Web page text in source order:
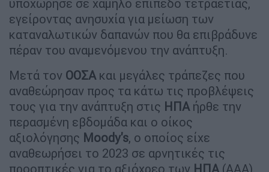
υποχώρησε σε χαμηλό επίπεδο τετραετίας,
εγείροντας ανησυχία για μείωση των
καταναλωτικών δαπανών που θα επιβράδυνε
πέραν του αναμενόμενου την ανάπτυξη.
Μετά τον ΟΟΣΑ και μεγάλες τράπεζες που
αναθεώρησαν προς τα κάτω τις προβλέψεις
τους για την ανάπτυξη στις ΗΠΑ ήρθε την
περασμένη εβδομάδα και ο οίκος
αξιολόγησης Moody's, ο οποίος είχε
αναθεωρήσει το 2023 σε αρνητικές τις
προοπτικές για το αξιόχρεο των ΗΠΑ (ΑΑΑ),